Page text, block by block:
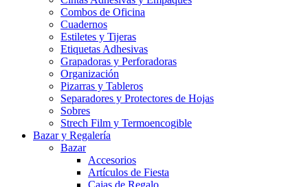
Combos de Oficina
Cuadernos
Estiletes y Tijeras
Etiquetas Adhesivas
Grapadoras y Perforadoras
Organización
Pizarras y Tableros
Separadores y Protectores de Hojas
Sobres
Strech Film y Termoencogible
Bazar y Regalería
Bazar
Accesorios
Artículos de Fiesta
Cajas de Regalo